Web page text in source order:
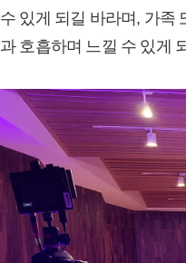
수 있게 되길 바라며, 가족
과 호흡하며 느낄 수 있게